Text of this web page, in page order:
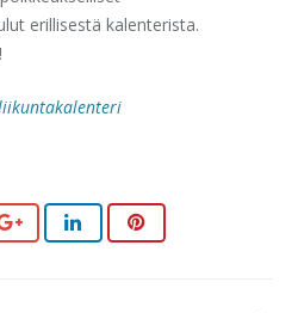
erillisestä kalenterista.